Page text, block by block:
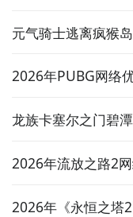
元气骑士逃离疯猴
2026年PUBG网络
龙族卡塞尔之门碧
2026年流放之路2
2026年《永恒之塔